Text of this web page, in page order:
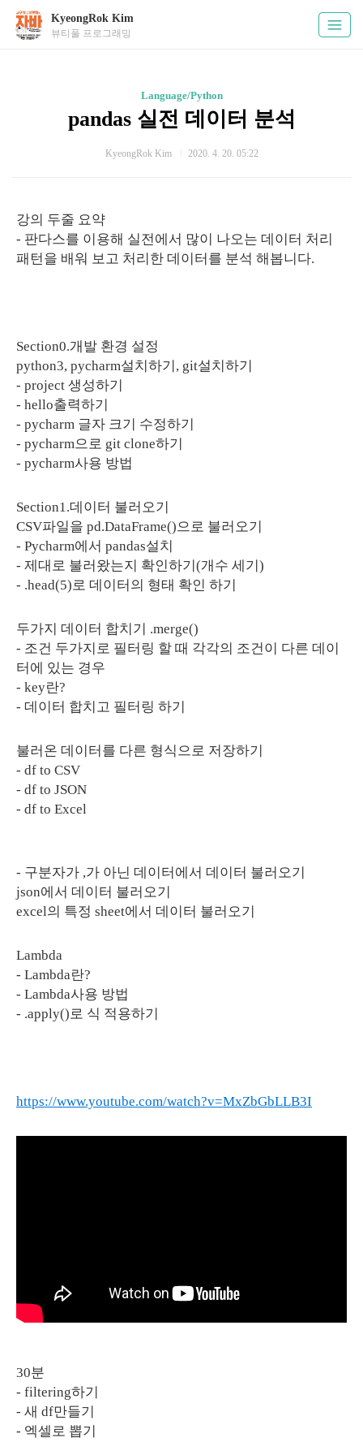
KyeongRok Kim
뷰티풀 프로그래밍
Language/Python
pandas 실전 데이터 분석
KyeongRok Kim 2020. 4. 20. 05:22
강의 두줄 요약
- 판다스를 이용해 실전에서 많이 나오는 데이터 처리
패턴을 배워 보고 처리한 데이터를 분석 해봅니다.
Section0.개발 환경 설정
python3, pycharm설치하기, git설치하기
- project 생성하기
- hello출력하기
- pycharm 글자 크기 수정하기
- pycharm으로 git clone하기
- pycharm사용 방법
Section1.데이터 불러오기
CSV파일을 pd.DataFrame()으로 불러오기
- Pycharm에서 pandas설치
- 제대로 불러왔는지 확인하기(개수 세기)
- .head(5)로 데이터의 형태 확인 하기
두가지 데이터 합치기 .merge()
- 조건 두가지로 필터링 할 때 각각의 조건이 다른 데이
터에 있는 경우
- key란?
- 데이터 합치고 필터링 하기
불러온 데이터를 다른 형식으로 저장하기
- df to CSV
- df to JSON
- df to Excel
- 구분자가 ,가 아닌 데이터에서 데이터 불러오기
json에서 데이터 불러오기
excel의 특정 sheet에서 데이터 불러오기
Lambda
- Lambda란?
- Lambda사용 방법
- .apply()로 식 적용하기
https://www.youtube.com/watch?v=MxZbGbLLB3I
30분
- filtering하기
- 새 df만들기
- 엑셀로 뽑기